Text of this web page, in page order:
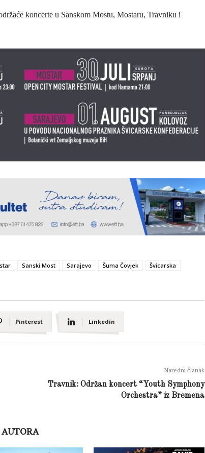
koncerte u Sanskom Mostu, Mostaru, Travniku i
Sanski Most Sarajevo Šuma Čovjek
Švicarska
Pinterest Linkedin
Naredni članak
Travnik: Održan koncert “Youth Symphony
Orchestra” iz Bremena